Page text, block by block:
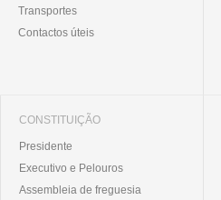
Transportes
Contactos úteis
CONSTITUIÇÃO
Presidente
Executivo e Pelouros
Assembleia de freguesia